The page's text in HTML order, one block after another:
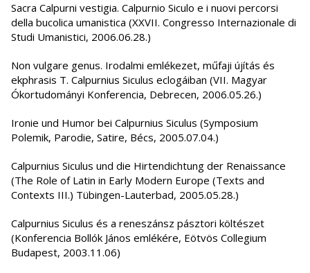
Sacra Calpurni vestigia. Calpurnio Siculo e i nuovi percorsi
della bucolica umanistica (XXVII. Congresso Internazionale di
Studi Umanistici, 2006.06.28.)
Non vulgare genus. Irodalmi emlékezet, műfaji újítás és
ekphrasis T. Calpurnius Siculus eclogáiban (VII. Magyar
Ókortudományi Konferencia, Debrecen, 2006.05.26.)
Ironie und Humor bei Calpurnius Siculus (Symposium
Polemik, Parodie, Satire, Bécs, 2005.07.04.)
Calpurnius Siculus und die Hirtendichtung der Renaissance
(The Role of Latin in Early Modern Europe (Texts and
Contexts III.) Tübingen-Lauterbad, 2005.05.28.)
Calpurnius Siculus és a reneszánsz pásztori költészet
(Konferencia Bollók János emlékére, Eötvös Collegium
Budapest, 2003.11.06)